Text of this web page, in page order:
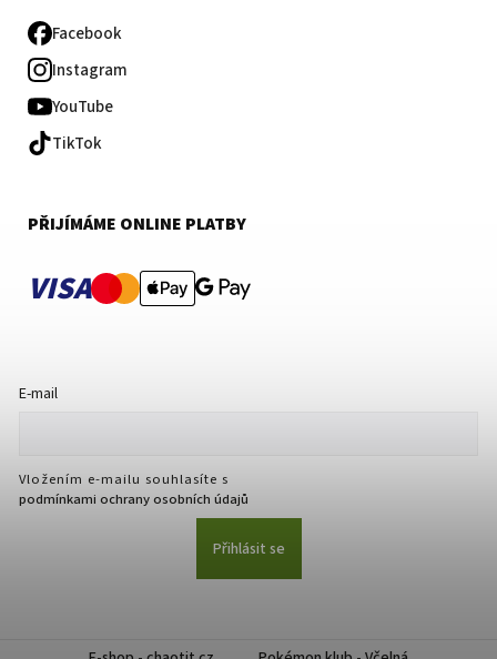
Facebook
Instagram
YouTube
TikTok
PŘIJÍMÁME ONLINE PLATBY
VISA
E-mail
Vložením e-mailu souhlasíte s
podmínkami ochrany osobních údajů
Přihlásit se